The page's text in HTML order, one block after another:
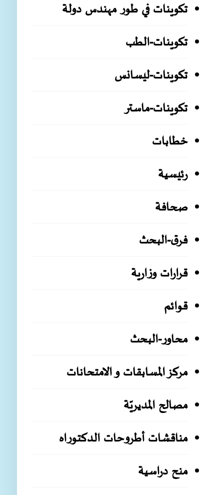
تكوينات في طور مهندس دولة
تكوينات-الطب
تكوينات-ليسانس
تكوينات-ماستر
خطابات
رئيسية
صحافة
فرق-البحث
قرارات وزارية
قوائم
محاور-البحث
مركز المسابقات و الامتحانات
مصالح المديريّة
مناقشات أطروحات الدكتوراه
منح دراسية